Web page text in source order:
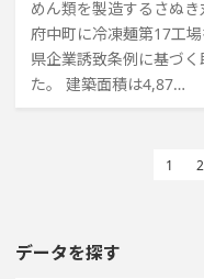
めん類を製造するさぬ
府中町に冷凍麺第17工
県企業誘致条例に基づ
た。 建築面積は4,87…
1 2
データを探す